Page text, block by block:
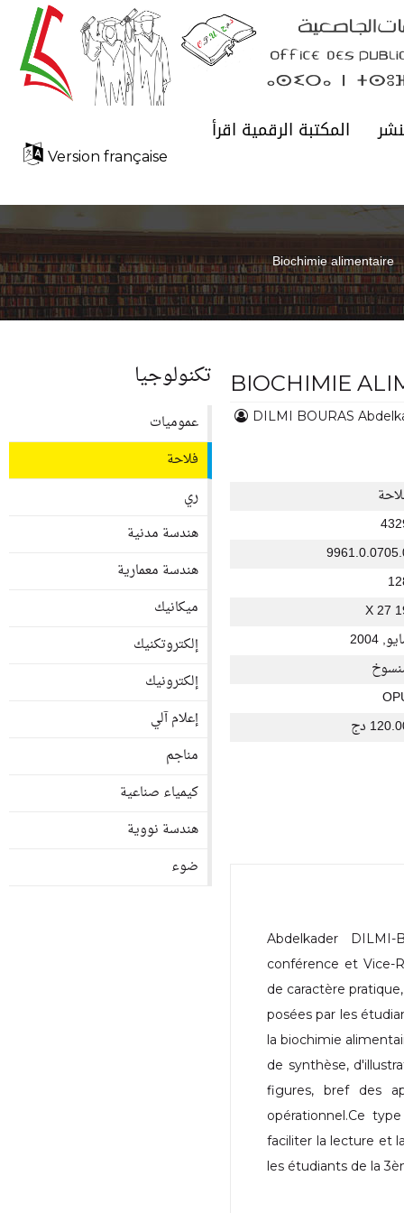
المكتبة الرقمية اقرأ
Version française
Biochimie alimentaire
BIOCHIMIE
DILMI BOURAS
19
2004
دج
Abdelkader
conférence et Vice-
de caractère
posées par les
la biochimie
de synthèse,
figures, bref des
opérationnel.Ce
faciliter la lecture et
les étudiants de la
تكنولوجيا
عموميات
فلاحة
ري
هندسة مدنية
هندسة معمارية
ميكانيك
إلكتروتكنيك
إلكترونيك
إعلام آلي
مناجم
كيمياء صناعية
هندسة نووية
ضوء